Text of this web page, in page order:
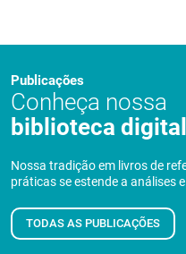
Publicações
Conheça nossa
biblioteca digital
Nossa tradição em livros de
práticas se estende a análises
TODAS AS PUBLICAÇÕES